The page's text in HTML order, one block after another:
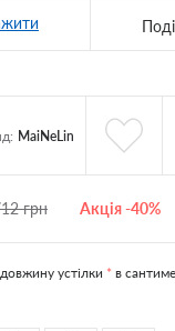
MaiNeLin
грн Акція -40%
устілки * в